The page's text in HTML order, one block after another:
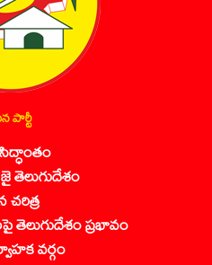
పార్టీ
తెలుగుదేశం
ప్రభావం
వర్గం